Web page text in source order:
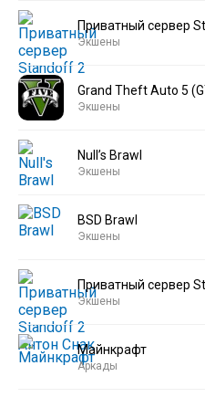
Приватный сервер
Экшены
Grand Theft Auto 5
Экшены
Null’s Brawl
Экшены
BSD Brawl
Экшены
Приватный сервер
Экшены
Майнкрафт
Аркады